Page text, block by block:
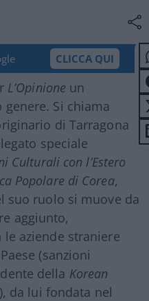
CLICCA QUI
L’Opinione un
Si chiama
di Tarragona
speciale
Culturali con l’Estero
Popolare di Corea,
suo ruolo si muove da
aggiunto,
aziende straniere
(sanzioni
della Korean
da lui fondata nel